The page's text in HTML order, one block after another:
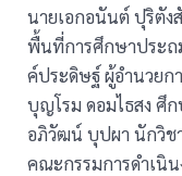
นายเอกอนันต์ ปุริตัง
พื้นที่การศึกษาประถ
ค์ประดิษฐ์ ผู้อำนวยก
บุญโรม ดอมไธสง ศึ
อภิวัฒน์ บุปผา นักวิช
คณะกรรมการดำเนิ